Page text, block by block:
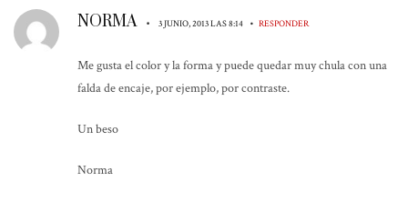
NORMA • 3 JUNIO, 2013 LAS 8:14 • RESPONDER
Me gusta el color y la forma y puede quedar muy chula con una
falda de encaje, por ejemplo, por contraste.
Un beso
Norma